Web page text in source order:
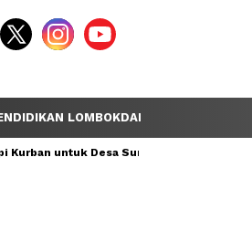
LOMBOKDAILY
Kurban untuk Desa Sumber Mata Air